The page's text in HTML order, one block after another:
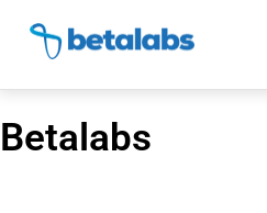
Betalabs